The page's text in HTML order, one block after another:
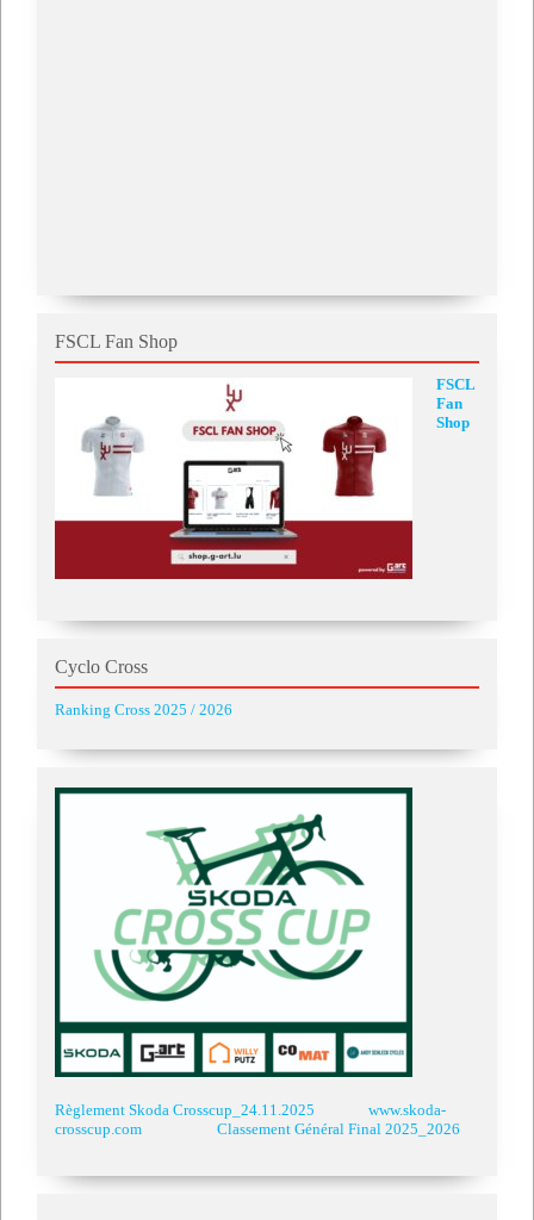
FSCL Fan Shop
FSCL
Fan
Shop
Cyclo Cross
Ranking Cross 2025 / 2026
Règlement Skoda Crosscup_24.11.2025
www.skoda-
crosscup.com
Classement Général Final 2025_2026